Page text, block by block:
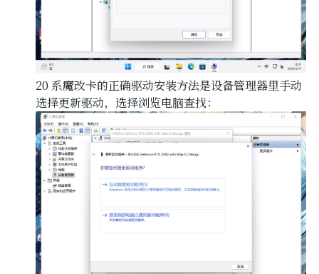
20 系魔改卡的正确驱动安装方法是设备管理器里手动
选择更新驱动，选择浏览电脑查找：